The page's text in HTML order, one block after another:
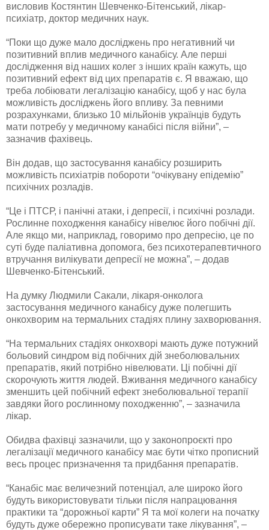
висловив Костянтин Шевченко-Бітенський, лікар-
психіатр, доктор медичних наук.
“Поки що дуже мало досліджень про негативний чи
позитивний вплив медичного канабісу. Але перші
дослідження від наших колег з інших країн кажуть, що
позитивний ефект від цих препаратів є. Я вважаю, що
треба лобіювати легалізацію канабісу, щоб у нас була
можливість досліджень його впливу. За певними
розрахунками, близько 10 мільйонів українців будуть
мати потребу у медичному канабісі після війни”, –
зазначив фахівець.
Він додав, що застосування канабісу розширить
можливість психіатрів побороти “очікувану епідемію”
психічних розладів.
“Це і ПТСР, і панічні атаки, і депресії, і психічні розлади.
Рослинне походження канабісу нівелює його побічні дії.
Але якщо ми, наприклад, говоримо про депресію, це по
суті буде паліативна допомога, без психотерапевтичного
втручання вилікувати депресії не можна”, – додав
Шевченко-Бітенський.
На думку Людмили Сакали, лікаря-онколога
застосування медичного канабісу дуже полегшить
онкохворим на термальних стадіях плину захворювання.
“На термальних стадіях онкохворі мають дуже потужний
больовий синдром від побічних дій знеболювальних
препаратів, який потрібно нівелювати. Ці побічні дії
скорочують життя людей. Вживання медичного канабісу
зменшить цей побічний ефект знеболювальної терапії
завдяки його рослинному походженню”, – зазначила
лікар.
Обидва фахівці зазначили, що у законопроєкті про
легалізації медичного канабісу має бути чітко прописний
весь процес призначення та придбання препаратів.
“Канабіс має величезний потенціал, але широко його
будуть використовувати тільки після напрацювання
практики та “дорожньої карти” Я та мої колеги на початку
будуть дуже обережно прописувати таке лікування”, –